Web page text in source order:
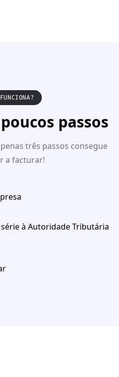
passos
três passos consegue
a facturar!
à Autoridade Tributária